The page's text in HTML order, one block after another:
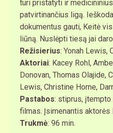
turi pristatyti ir
patvirtinančius ligą.
dokumentus gauti, Keitė
liūną. Nuslėpti tiesą jai
Režisierius: Yonah Lewis,
Aktoriai: Kacey Rohl,
Donovan, Thomas Olajide,
Lewis, Christine Horne,
Pastabos: stiprus,
filmas. Įsimenantis aktorės
Trukmė: 96 min.